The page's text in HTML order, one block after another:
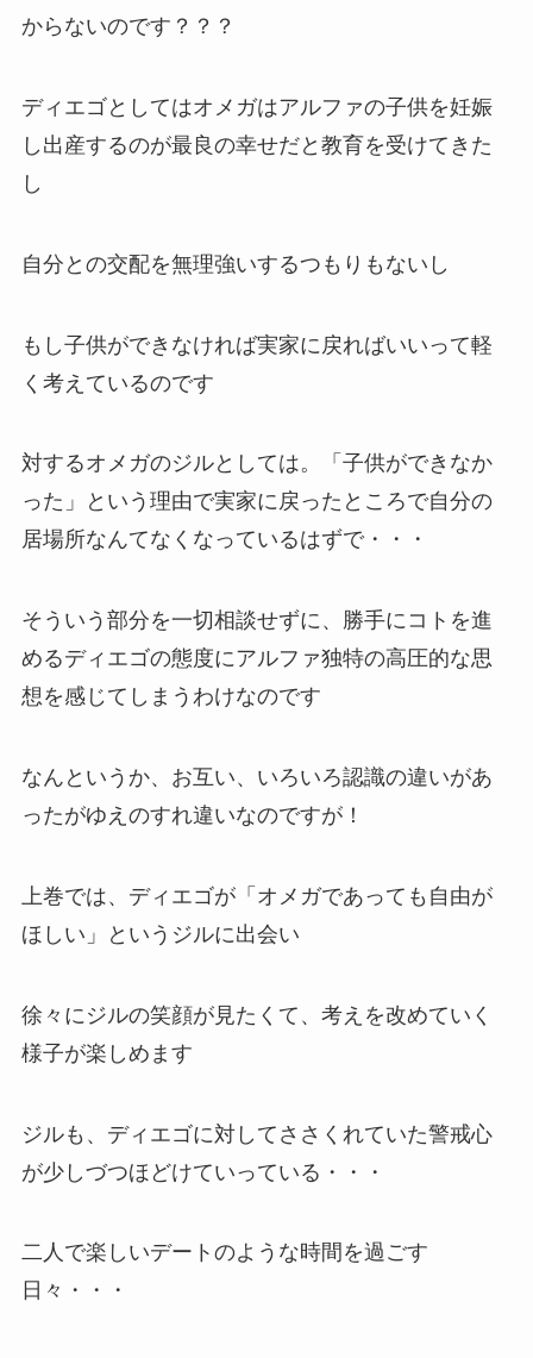
からないのです？？？
ディエゴとしてはオメガはアルファの子供を妊娠
し出産するのが最良の幸せだと教育を受けてきた
し
自分との交配を無理強いするつもりもないし
もし子供ができなければ実家に戻ればいいって軽
く考えているのです
対するオメガのジルとしては。「子供ができなか
った」という理由で実家に戻ったところで自分の
居場所なんてなくなっているはずで・・・
そういう部分を一切相談せずに、勝手にコトを進
めるディエゴの態度にアルファ独特の高圧的な思
想を感じてしまうわけなのです
なんというか、お互い、いろいろ認識の違いがあ
ったがゆえのすれ違いなのですが！
上巻では、ディエゴが「オメガであっても自由が
ほしい」というジルに出会い
徐々にジルの笑顔が見たくて、考えを改めていく
様子が楽しめます
ジルも、ディエゴに対してささくれていた警戒心
が少しづつほどけていっている・・・
二人で楽しいデートのような時間を過ごす
日々・・・